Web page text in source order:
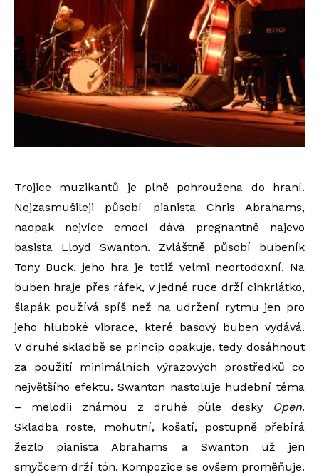
Trojice muzikantů je plně pohroužena do hraní.
Nejzasmušileji působí pianista Chris Abrahams,
naopak nejvíce emocí dává pregnantně najevo
basista Lloyd Swanton. Zvláštně působí bubeník
Tony Buck, jeho hra je totiž velmi neortodoxní. Na
buben hraje přes ráfek, v jedné ruce drží cinkrlátko,
šlapák používá spíš než na udržení rytmu jen pro
jeho hluboké vibrace, které basový buben vydává.
V druhé skladbě se princip opakuje, tedy dosáhnout
za použití minimálních výrazových prostředků co
největšího efektu. Swanton nastoluje hudební téma
– melodii známou z druhé půle desky
Open.
Skladba roste, mohutní, košatí, postupně přebírá
žezlo pianista Abrahams a Swanton už jen
smyčcem drží tón. Kompozice se ovšem proměňuje.